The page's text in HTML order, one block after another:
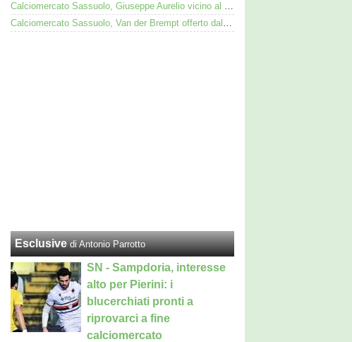
Calciomercato Sassuolo, Giuseppe Aurelio vicino al Cagliari: operazione in dirittura d’arrivo
Calciomercato Sassuolo, Van der Brempt offerto dal Como al Cagliari per avere Esposito
Esclusive di Antonio Parrotto
SN - Sampdoria, interesse
alto per Pierini: i
blucerchiati pronti a
riprovarci a fine
calciomercato